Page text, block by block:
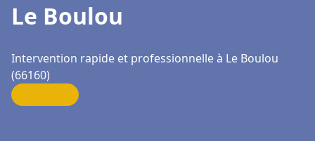
Le Boulou
Intervention rapide et professionnelle à Le Boulou
(66160)